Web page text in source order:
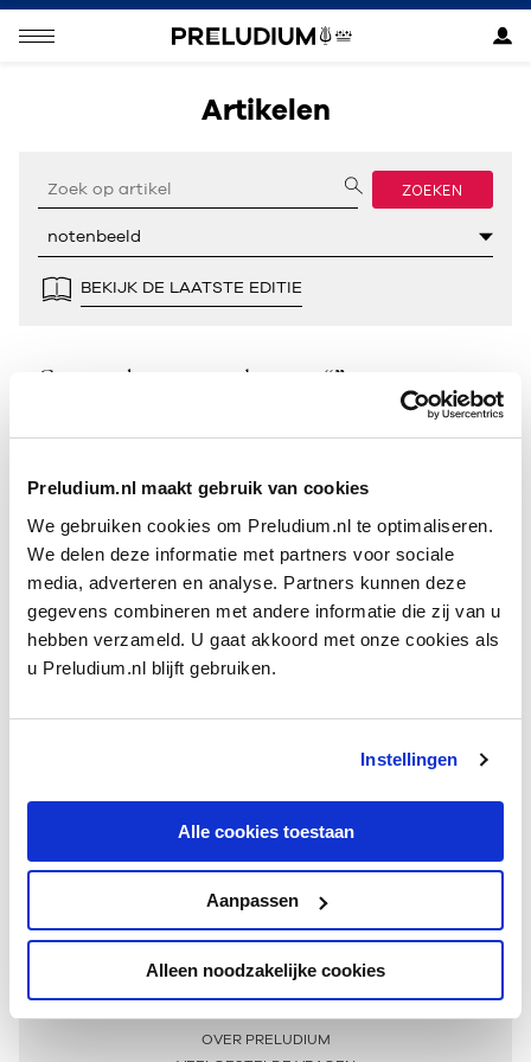
Preludium.nl maakt gebruik van cookies
We gebruiken cookies om Preludium.nl te optimaliseren.
We delen deze informatie met partners voor sociale
media, adverteren en analyse. Partners kunnen deze
gegevens combineren met andere informatie die zij van u
hebben verzameld. U gaat akkoord met onze cookies als
u Preludium.nl blijft gebruiken.
Instellingen
Alle cookies toestaan
Aanpassen
Alleen noodzakelijke cookies
Artikelen
ZOEKEN
BEKIJK DE LAATSTE EDITIE
Geen resultaten gevonden voor “”.
Meer informatie
OVER PRELUDIUM